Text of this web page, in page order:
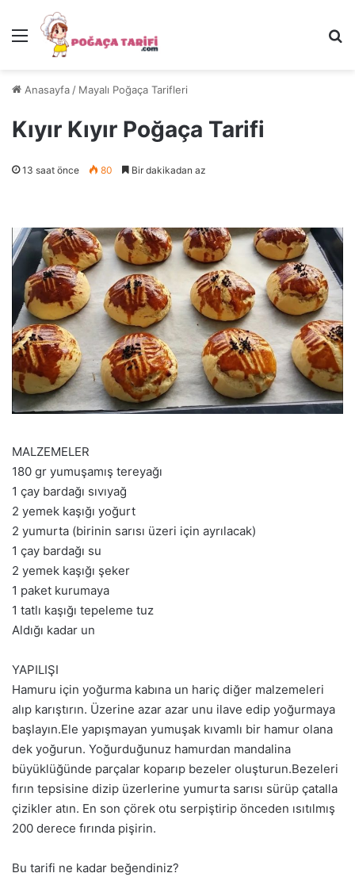
Menü
Anasayfa / Mayalı Poğaça Tarifleri
Kıyır Kıyır Poğaça Tarifi
13 saat önce 80 Bir dakikadan az
MALZEMELER
180 gr yumuşamış tereyağı
1 çay bardağı sıvıyağ
2 yemek kaşığı yoğurt
2 yumurta (birinin sarısı üzeri için ayrılacak)
1 çay bardağı su
2 yemek kaşığı şeker
1 paket kurumaya
1 tatlı kaşığı tepeleme tuz
Aldığı kadar un
YAPILIŞI
Hamuru için yoğurma kabına un hariç diğer malzemeleri
alıp karıştırın. Üzerine azar azar unu ilave edip yoğurmaya
başlayın.Ele yapışmayan yumuşak kıvamlı bir hamur olana
dek yoğurun. Yoğurduğunuz hamurdan mandalina
büyüklüğünde parçalar koparıp bezeler oluşturun.Bezeleri
fırın tepsisine dizip üzerlerine yumurta sarısı sürüp çatalla
çizikler atın. En son çörek otu serpiştirip önceden ısıtılmış
200 derece fırında pişirin.
Bu tarifi ne kadar beğendiniz?